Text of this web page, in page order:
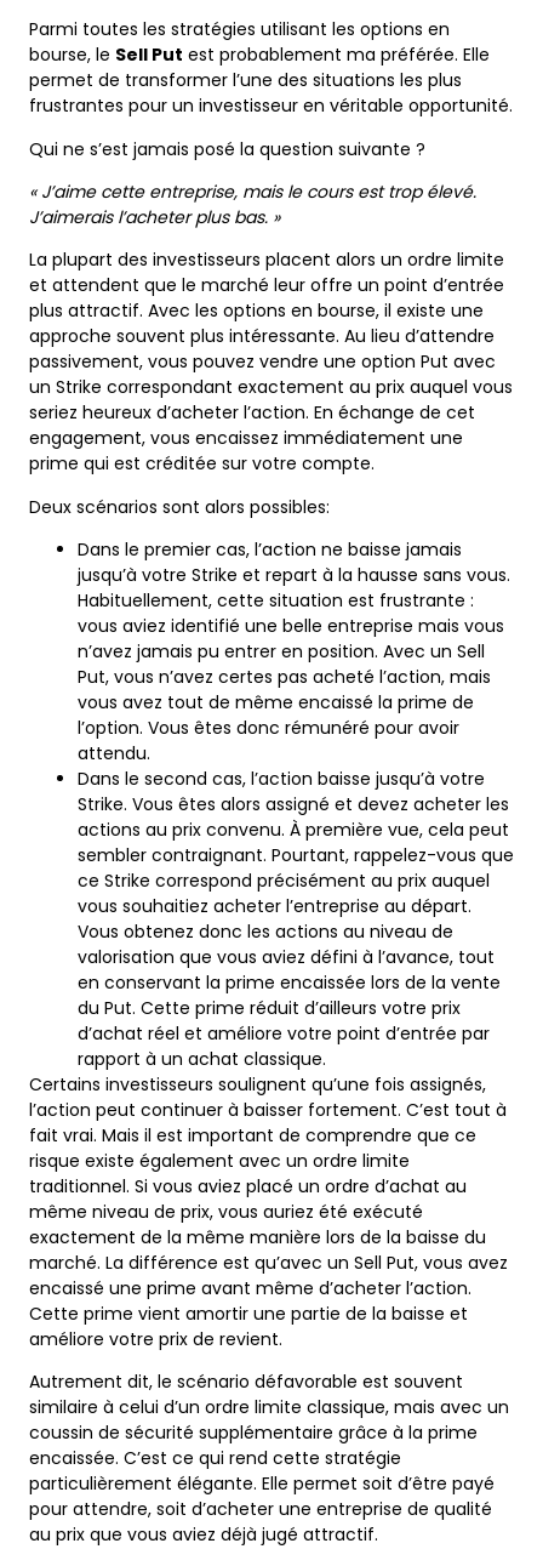
Parmi toutes les stratégies utilisant les options en
bourse, le Sell Put est probablement ma préférée. Elle
permet de transformer l’une des situations les plus
frustrantes pour un investisseur en véritable opportunité.
Qui ne s’est jamais posé la question suivante ?
« J’aime cette entreprise, mais le cours est trop élevé.
J’aimerais l’acheter plus bas. »
La plupart des investisseurs placent alors un ordre limite
et attendent que le marché leur offre un point d’entrée
plus attractif. Avec les options en bourse, il existe une
approche souvent plus intéressante. Au lieu d’attendre
passivement, vous pouvez vendre une option Put avec
un Strike correspondant exactement au prix auquel vous
seriez heureux d’acheter l’action. En échange de cet
engagement, vous encaissez immédiatement une
prime qui est créditée sur votre compte.
Deux scénarios sont alors possibles:
Dans le premier cas, l’action ne baisse jamais
jusqu’à votre Strike et repart à la hausse sans vous.
Habituellement, cette situation est frustrante :
vous aviez identifié une belle entreprise mais vous
n’avez jamais pu entrer en position. Avec un Sell
Put, vous n’avez certes pas acheté l’action, mais
vous avez tout de même encaissé la prime de
l’option. Vous êtes donc rémunéré pour avoir
attendu.
Dans le second cas, l’action baisse jusqu’à votre
Strike. Vous êtes alors assigné et devez acheter les
actions au prix convenu. À première vue, cela peut
sembler contraignant. Pourtant, rappelez-vous que
ce Strike correspond précisément au prix auquel
vous souhaitiez acheter l’entreprise au départ.
Vous obtenez donc les actions au niveau de
valorisation que vous aviez défini à l’avance, tout
en conservant la prime encaissée lors de la vente
du Put. Cette prime réduit d’ailleurs votre prix
d’achat réel et améliore votre point d’entrée par
rapport à un achat classique.
Certains investisseurs soulignent qu’une fois assignés,
l’action peut continuer à baisser fortement. C’est tout à
fait vrai. Mais il est important de comprendre que ce
risque existe également avec un ordre limite
traditionnel. Si vous aviez placé un ordre d’achat au
même niveau de prix, vous auriez été exécuté
exactement de la même manière lors de la baisse du
marché. La différence est qu’avec un Sell Put, vous avez
encaissé une prime avant même d’acheter l’action.
Cette prime vient amortir une partie de la baisse et
améliore votre prix de revient.
Autrement dit, le scénario défavorable est souvent
similaire à celui d’un ordre limite classique, mais avec un
coussin de sécurité supplémentaire grâce à la prime
encaissée. C’est ce qui rend cette stratégie
particulièrement élégante. Elle permet soit d’être payé
pour attendre, soit d’acheter une entreprise de qualité
au prix que vous aviez déjà jugé attractif.